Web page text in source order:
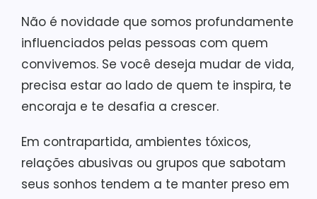
Não é novidade que somos profundamente
influenciados pelas pessoas com quem
convivemos. Se você deseja mudar de vida,
precisa estar ao lado de quem te inspira, te
encoraja e te desafia a crescer.
Em contrapartida, ambientes tóxicos,
relações abusivas ou grupos que sabotam
seus sonhos tendem a te manter preso em